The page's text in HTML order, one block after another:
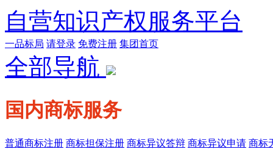
自营知识产权服务平台
一品标局 请登录 免费注册 集团首页
全部导航
国内商标服务
普通商标注册 商标担保注册 商标异议答辩 商标异议申请 商标